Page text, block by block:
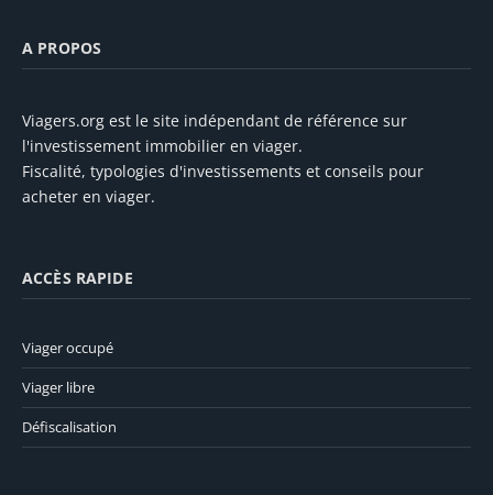
A PROPOS
Viagers.org est le site indépendant de référence sur
l'investissement immobilier en viager.
Fiscalité, typologies d'investissements et conseils pour
acheter en viager.
ACCÈS RAPIDE
Viager occupé
Viager libre
Défiscalisation